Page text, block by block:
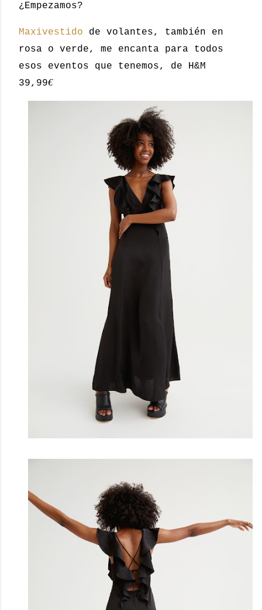
¿Empezamos?
Maxivestido de volantes, también en
rosa o verde, me encanta para todos
esos eventos que tenemos, de H&M
39,99€